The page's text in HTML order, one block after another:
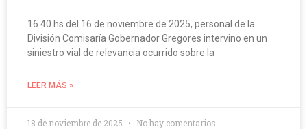
16.40 hs del 16 de noviembre de 2025, personal de la
División Comisaría Gobernador Gregores intervino en un
siniestro vial de relevancia ocurrido sobre la
LEER MÁS »
18 de noviembre de 2025 No hay comentarios